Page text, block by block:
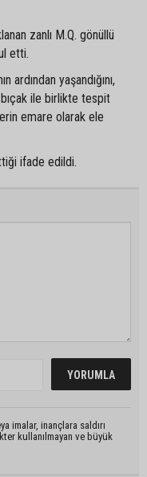
zanlı M.Q. gönüllü
etti.
ardından yaşandığını,
bıçak ile birlikte tespit
emare olarak ele
ifade edildi.
imalar, inançlara saldırı
kullanılmayan ve büyük